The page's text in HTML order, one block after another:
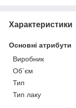
Характеристики
Основні атрибути
Виробник
Об`єм
Тип
Тип лаку